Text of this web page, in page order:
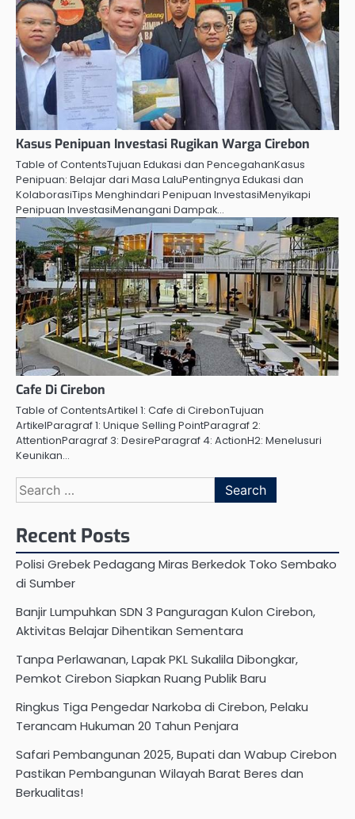
Kasus Penipuan Investasi Rugikan Warga Cirebon
Table of ContentsTujuan Edukasi dan PencegahanKasus
Penipuan: Belajar dari Masa LaluPentingnya Edukasi dan
KolaborasiTips Menghindari Penipuan InvestasiMenyikapi
Penipuan InvestasiMenangani Dampak…
Cafe Di Cirebon
Table of ContentsArtikel 1: Cafe di CirebonTujuan
ArtikelParagraf 1: Unique Selling PointParagraf 2:
AttentionParagraf 3: DesireParagraf 4: ActionH2: Menelusuri
Keunikan…
Search
for:
Recent Posts
Polisi Grebek Pedagang Miras Berkedok Toko Sembako
di Sumber
Banjir Lumpuhkan SDN 3 Panguragan Kulon Cirebon,
Aktivitas Belajar Dihentikan Sementara
Tanpa Perlawanan, Lapak PKL Sukalila Dibongkar,
Pemkot Cirebon Siapkan Ruang Publik Baru
Ringkus Tiga Pengedar Narkoba di Cirebon, Pelaku
Terancam Hukuman 20 Tahun Penjara
Safari Pembangunan 2025, Bupati dan Wabup Cirebon
Pastikan Pembangunan Wilayah Barat Beres dan
Berkualitas!